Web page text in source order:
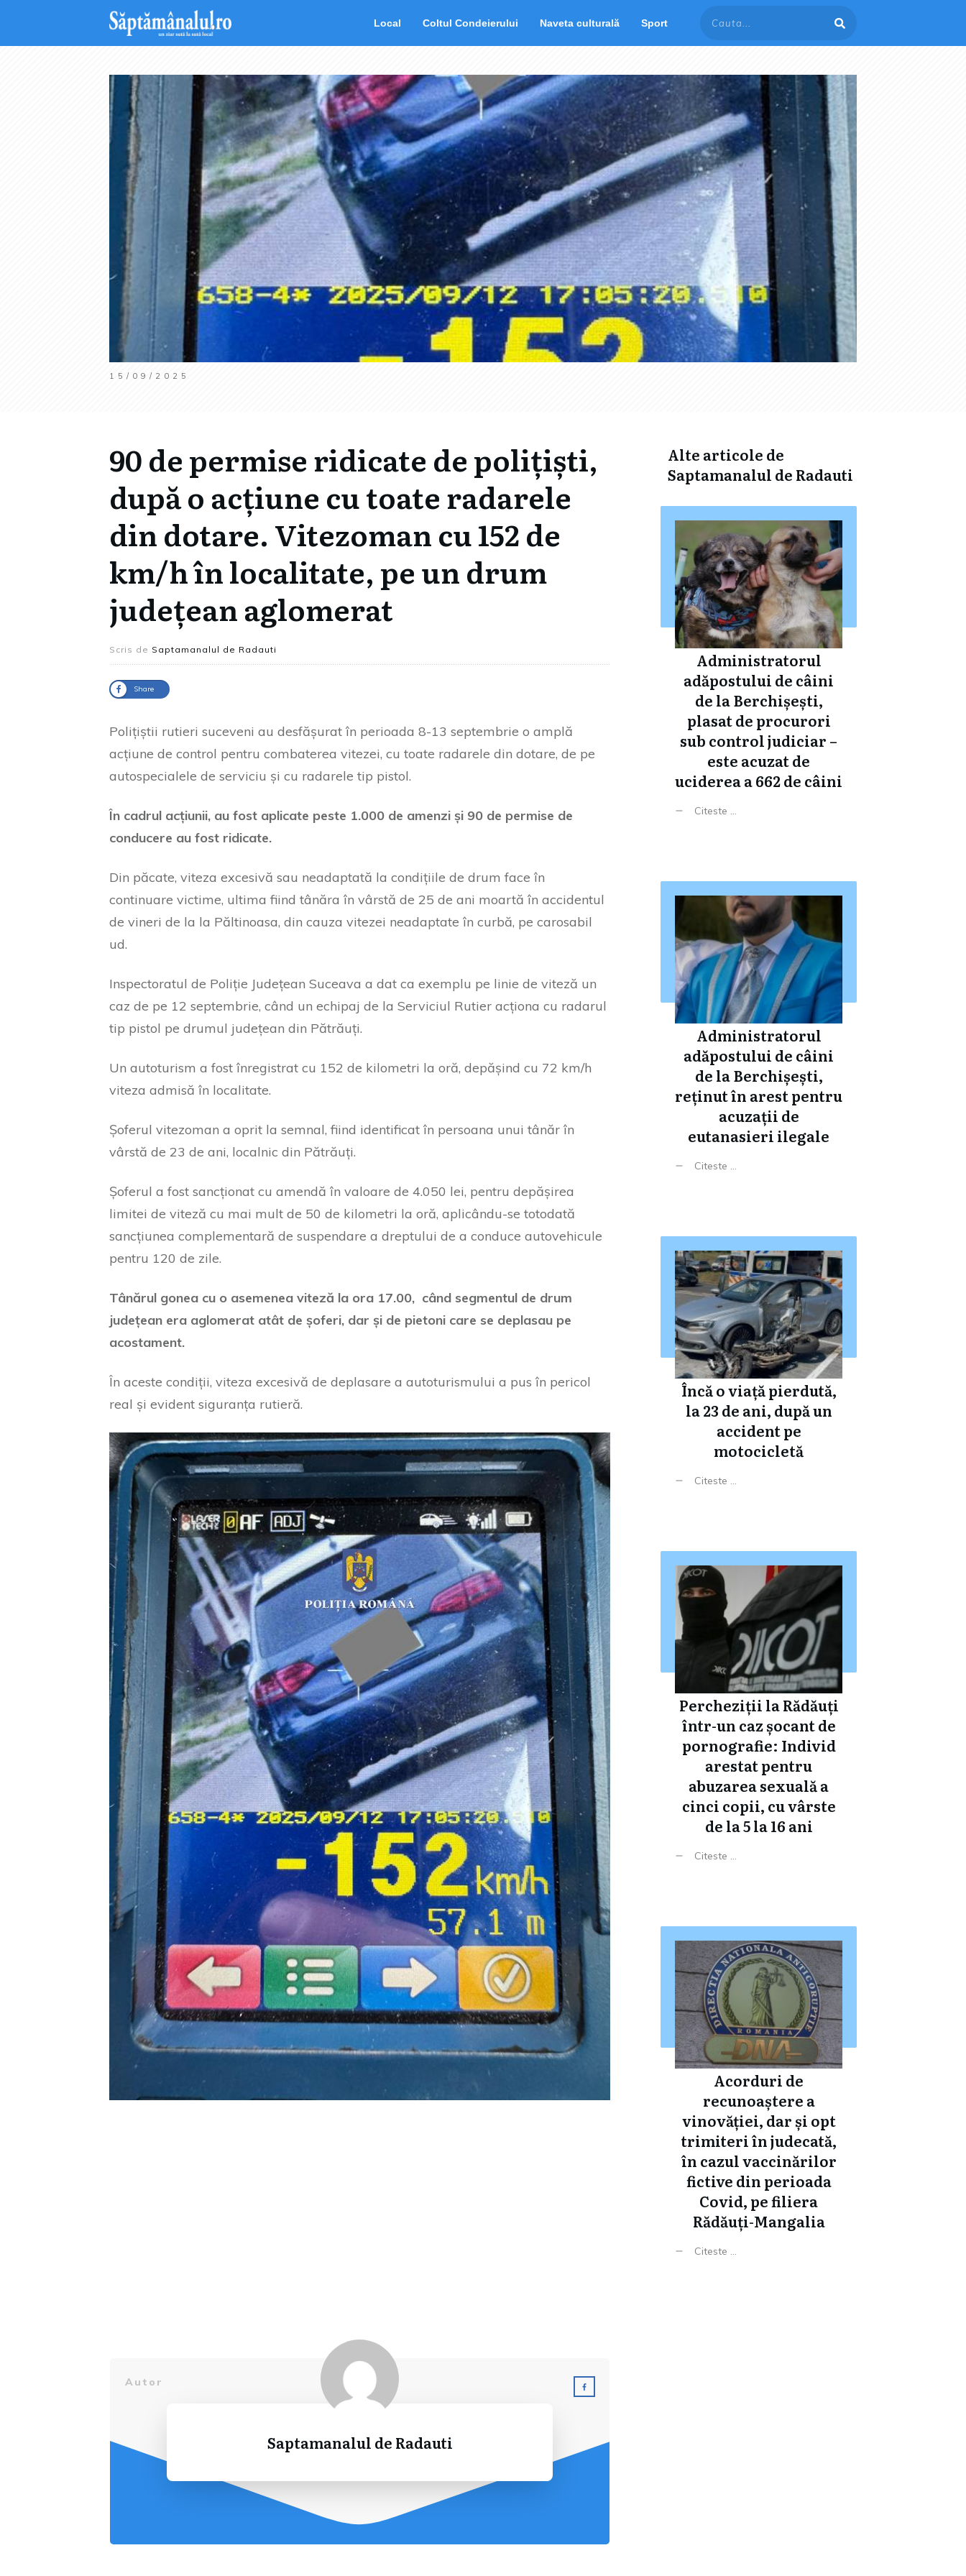
Local Coltul Condeierului Naveta culturală Sport
15/09/2025
90 de permise ridicate de polițiști,
după o acțiune cu toate radarele
din dotare. Vitezoman cu 152 de
km/h în localitate, pe un drum
județean aglomerat
Scris de Saptamanalul de Radauti
Share
Polițiștii rutieri suceveni au desfășurat în perioada 8-13 septembrie o amplă
acțiune de control pentru combaterea vitezei, cu toate radarele din dotare, de pe
autospecialele de serviciu și cu radarele tip pistol.
În cadrul acțiunii, au fost aplicate peste 1.000 de amenzi și 90 de permise de
conducere au fost ridicate.
Din păcate, viteza excesivă sau neadaptată la condițiile de drum face în
continuare victime, ultima fiind tânăra în vârstă de 25 de ani moartă în accidentul
de vineri de la la Păltinoasa, din cauza vitezei neadaptate în curbă, pe carosabil
ud.
Inspectoratul de Poliție Județean Suceava a dat ca exemplu pe linie de viteză un
caz de pe 12 septembrie, când un echipaj de la Serviciul Rutier acționa cu radarul
tip pistol pe drumul județean din Pătrăuți.
Un autoturism a fost înregistrat cu 152 de kilometri la oră, depășind cu 72 km/h
viteza admisă în localitate.
Șoferul vitezoman a oprit la semnal, fiind identificat în persoana unui tânăr în
vârstă de 23 de ani, localnic din Pătrăuți.
Șoferul a fost sancționat cu amendă în valoare de 4.050 lei, pentru depășirea
limitei de viteză cu mai mult de 50 de kilometri la oră, aplicându-se totodată
sancțiunea complementară de suspendare a dreptului de a conduce autovehicule
pentru 120 de zile.
Tânărul gonea cu o asemenea viteză la ora 17.00, când segmentul de drum
județean era aglomerat atât de șoferi, dar și de pietoni care se deplasau pe
acostament.
În aceste condiții, viteza excesivă de deplasare a autoturismului a pus în pericol
real și evident siguranța rutieră.
Autor
Saptamanalul de Radauti
Alte articole de
Saptamanalul de Radauti
Administratorul
adăpostului de câini
de la Berchișești,
plasat de procurori
sub control judiciar –
este acuzat de
uciderea a 662 de câini
Citeste ...
Administratorul
adăpostului de câini
de la Berchișești,
reținut în arest pentru
acuzații de
eutanasieri ilegale
Citeste ...
Încă o viață pierdută,
la 23 de ani, după un
accident pe
motocicletă
Citeste ...
Percheziții la Rădăuți
într-un caz șocant de
pornografie: Individ
arestat pentru
abuzarea sexuală a
cinci copii, cu vârste
de la 5 la 16 ani
Citeste ...
Acorduri de
recunoaștere a
vinovăției, dar și opt
trimiteri în judecată,
în cazul vaccinărilor
fictive din perioada
Covid, pe filiera
Rădăuți-Mangalia
Citeste ...